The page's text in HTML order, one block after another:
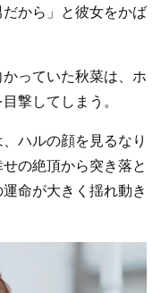
から」と彼女をかば
っていた秋菜は、ホ
撃してしまう。
ハルの顔を見るなり
の絶頂から突き落と
命が大きく揺れ動き